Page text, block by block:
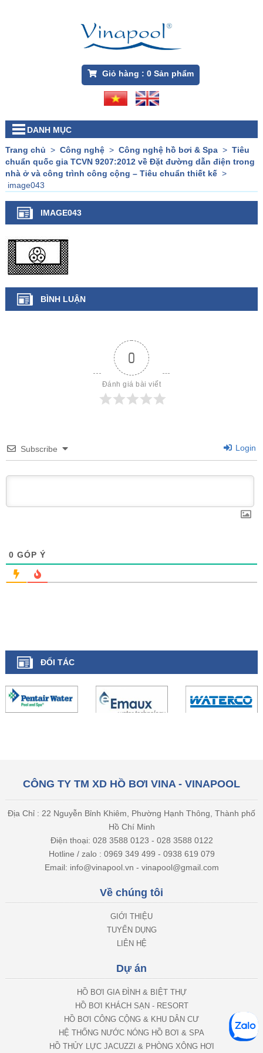
Giỏ hàng : 0Sản phẩm
DANH MỤC
Trang chủ > Công nghệ> Công nghệ hồ bơi & Spa> Tiêu
chuẩn quốc gia TCVN 9207:2012 về Đặt đường dẫn điện trong
nhà ở và công trình công cộng – Tiêu chuẩn thiết kế>
image043
IMAGE043
BÌNH LUẬN
0
Đánh giá bài viết
Subscribe Login
0 GÓP Ý
ĐỐI TÁC
CÔNG TY TM XD HỒ BƠI VINA - VINAPOOL
Địa Chỉ : 22 Nguyễn Bỉnh Khiêm, Phường Hạnh Thông, Thành phố
Hồ Chí Minh
Điện thoại: 028 3588 0123 - 028 3588 0122
Hotline / zalo : 0969 349 499 - 0938 619 079
Email: info@vinapool.vn - vinapool@gmail.com
Về chúng tôi
GIỚI THIỆU
TUYỂN DỤNG
LIÊN HỆ
Dự án
HỒ BƠI GIA ĐÌNH & BIỆT THỰ
HỒ BƠI KHÁCH SẠN - RESORT
HỒ BƠI CÔNG CỘNG & KHU DÂN CƯ
HỆ THỐNG NƯỚC NÓNG HỒ BƠI & SPA
HỒ THỦY LỰC JACUZZI & PHÒNG XÔNG HƠI